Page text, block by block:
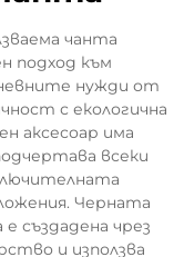
чанта
подход към
нужди от
с екологична
аксесоар има
всеки
Черната
създадена чрез
и използва